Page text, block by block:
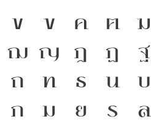
ข ฃ ค ฅ ฆ
ฌ ญ ฎ ฏ ฐ
ถ ท ธ น บ
ภ ม ย ร ล